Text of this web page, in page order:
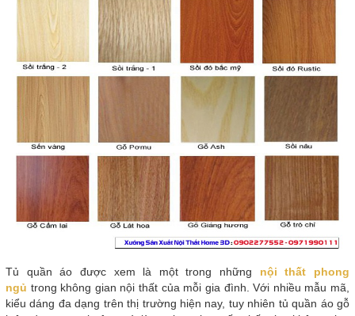
Tủ quần áo được xem là một trong những nội thất phong
ngủ trong không gian nội thất của mỗi gia đình. Với nhiều mẫu mã,
kiểu dáng đa dạng trên thị trường hiện nay, tuy nhiên tủ quần áo gỗ